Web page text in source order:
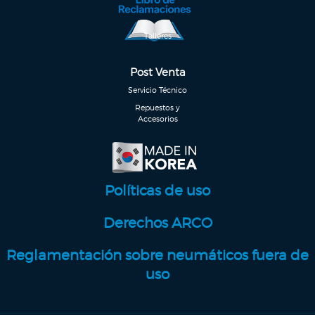
Talleres
Post Venta
Servicio Técnico
Repuestos y
Accesorios
Políticas de uso
Derechos ARCO
Reglamentación sobre neumáticos fuera de
uso